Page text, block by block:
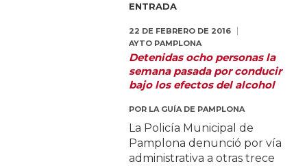
ENTRADA
22 DE FEBRERO DE 2016
AYTO PAMPLONA
Detenidas ocho personas la
semana pasada por conducir
bajo los efectos del alcohol
POR LA GUÍA DE PAMPLONA
La Policía Municipal de
Pamplona denunció por vía
administrativa a otras trece